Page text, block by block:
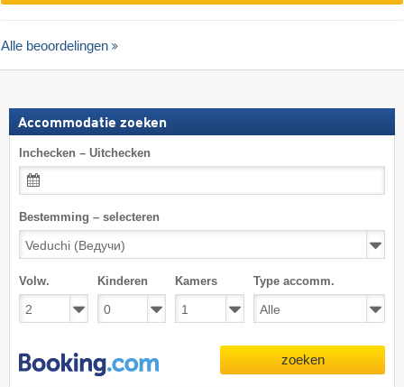
Alle beoordelingen
Accommodatie zoeken
Inchecken – Uitchecken
Bestemming – selecteren
Volw. Kinderen Kamers Type accomm.
zoeken